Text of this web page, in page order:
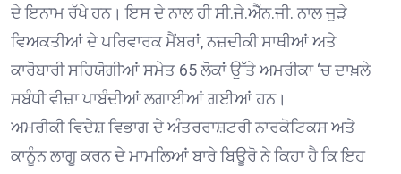
ਦੇ ਇਨਾਮ ਰੱਖੇ ਹਨ। ਇਸ ਦੇ ਨਾਲ ਹੀ ਸੀ.ਜੇ.ਐੱਨ.ਜੀ. ਨਾਲ ਜੁੜੇ
ਵਿਅਕਤੀਆਂ ਦੇ ਪਰਿਵਾਰਕ ਮੈਂਬਰਾਂ, ਨਜ਼ਦੀਕੀ ਸਾਥੀਆਂ ਅਤੇ
ਕਾਰੋਬਾਰੀ ਸਹਿਯੋਗੀਆਂ ਸਮੇਤ 65 ਲੋਕਾਂ ਉੱਤੇ ਅਮਰੀਕਾ ‘ਚ ਦਾਖ਼ਲੇ
ਸਬੰਧੀ ਵੀਜ਼ਾ ਪਾਬੰਦੀਆਂ ਲਗਾਈਆਂ ਗਈਆਂ ਹਨ।
ਅਮਰੀਕੀ ਵਿਦੇਸ਼ ਵਿਭਾਗ ਦੇ ਅੰਤਰਰਾਸ਼ਟਰੀ ਨਾਰਕੋਟਿਕਸ ਅਤੇ
ਕਾਨੂੰਨ ਲਾਗੂ ਕਰਨ ਦੇ ਮਾਮਲਿਆਂ ਬਾਰੇ ਬਿਊਰੋ ਨੇ ਕਿਹਾ ਹੈ ਕਿ ਇਹ